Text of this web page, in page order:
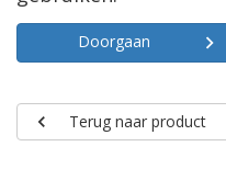
Doorgaan
Terug naar product